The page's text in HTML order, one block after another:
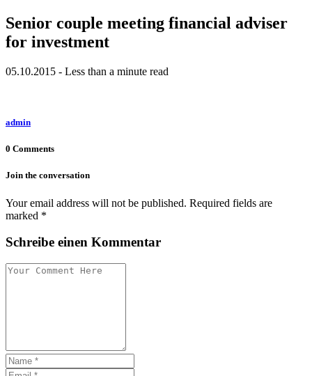
Senior couple meeting financial adviser
for investment
05.10.2015 - Less than a minute read
admin
0 Comments
Join the conversation
Your email address will not be published. Required fields are
marked *
Schreibe einen Kommentar